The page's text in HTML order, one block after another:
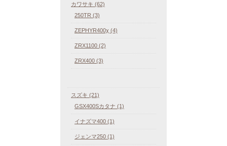
カワサキ (62)
250TR (3)
ZEPHYR400χ (4)
ZRX1100 (2)
ZRX400 (3)
スズキ (21)
GSX400Sカタナ (1)
イナズマ400 (1)
ジェンマ250 (1)